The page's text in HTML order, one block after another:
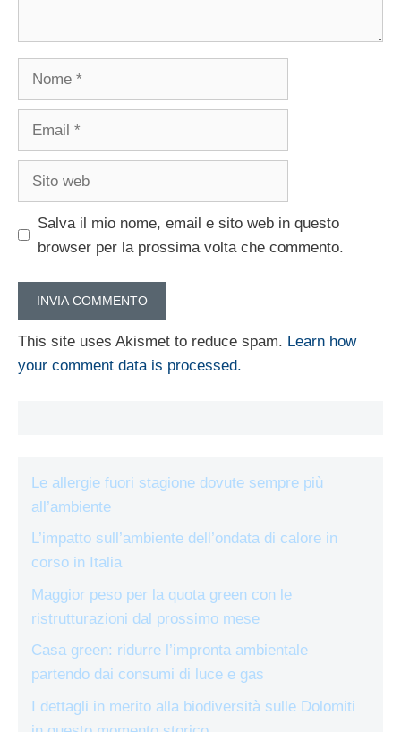
Nome
Email
Sito
Salva il mio nome, email e sito web in questo
browser per la prossima volta che commento.
This site uses Akismet to reduce spam. Learn how
your comment data is processed.
Le allergie fuori stagione dovute sempre più
all’ambiente
L’impatto sull’ambiente dell’ondata di calore in
corso in Italia
Maggior peso per la quota green con le
ristrutturazioni dal prossimo mese
Casa green: ridurre l’impronta ambientale
partendo dai consumi di luce e gas
I dettagli in merito alla biodiversità sulle Dolomiti